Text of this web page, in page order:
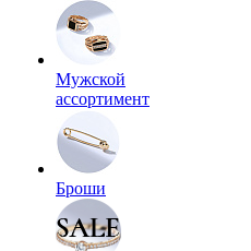
Мужской
ассортимент
Броши